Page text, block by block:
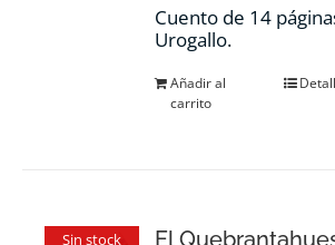
Cuento de 14
Urogallo.
Añadir al
carrito
Sin stock
El